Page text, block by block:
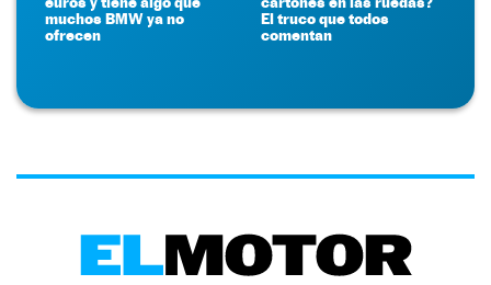
muchos BMW ya no
ofrecen
El truco que todos
comentan